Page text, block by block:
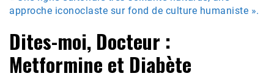
approche iconoclaste sur fond de culture humaniste ».
Dites-moi, Docteur :
Metformine et Diabète